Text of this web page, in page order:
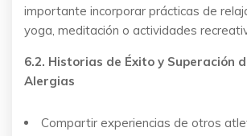
importante incorporar prácticas de
yoga, meditación o actividades
6.2. Historias de Éxito y Superación
Alergias
Compartir experiencias de otros